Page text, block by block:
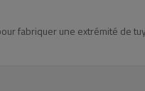
fabriquer une extrémité de